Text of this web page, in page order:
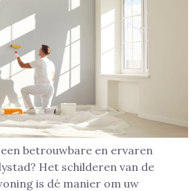
betrouwbare en ervaren
Het schilderen van de
is dé manier om uw